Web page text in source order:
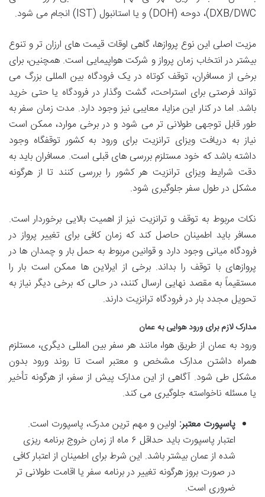
DXB/DWC)، دوحه (DOH) و یا استانبول (IST) انجام می شود.
مزیت اصلی این نوع پروازها، گاهی اوقات قیمت های ارزان تر و تنوع
بیشتر در انتخاب زمان پرواز و شرکت هواپیمایی است. همچنین، برای
برخی از مسافران، توقف کوتاه در یک فرودگاه بین المللی بزرگ می
تواند فرصتی برای استراحت، گشت وگذار در فرودگاه یا حتی خرید
باشد. اما در کنار این مزایا، معایبی نیز وجود دارد. مدت زمان سفر به
طور قابل توجهی طولانی تر می شود و در برخی موارد، ممکن است
نیاز به دریافت ویزای ترانزیت برای ورود به کشور توقفگاه وجود
داشته باشد که خود مستلزم بررسی های قبلی است. مسافران باید به
دقت شرایط ویزای ترانزیت هر کشور را بررسی کنند تا از هرگونه
مشکل در طول سفر جلوگیری شود.
نکات مربوط به توقف و ترانزیت نیز از اهمیت بالایی برخوردار است.
مسافر باید اطمینان حاصل کند که زمان کافی برای تغییر پرواز در
فرودگاه میانی وجود دارد و قوانین مربوط به حمل بار و چمدان ها در
پروازهای با توقف را بداند. برخی از ایرلاین ها ممکن است بار را
مستقیماً به مقصد نهایی ارسال کنند، در حالی که برخی دیگر نیاز به
تحویل مجدد بار در فرودگاه ترانزیت دارند.
مدارک لازم برای ورود هوایی به عمان
ورود به عمان از طریق هوا، مانند هر سفر بین المللی دیگری، مستلزم
همراه داشتن مدارک مشخص و معتبر است تا روند ورود بدون
مشکل طی شود. آگاهی از این مدارک پیش از سفر، از هرگونه تأخیر
یا مسئله ناخواسته جلوگیری می کند.
پاسپورت معتبر: اولین و مهم ترین مدرک، پاسپورت است.
اعتبار پاسپورت باید حداقل ۶ ماه از زمان خروج برنامه ریزی
شده از عمان بیشتر باشد. این شرط برای اطمینان از اعتبار کافی
در صورت بروز هرگونه تغییر در برنامه سفر یا اقامت طولانی تر
ضروری است.